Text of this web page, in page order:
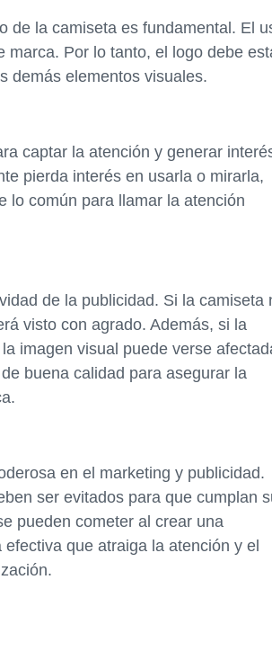
de la camiseta es fundamental. El
marca. Por lo tanto, el logo debe
demás elementos visuales.
captar la atención y generar
pierda interés en usarla o mirarla,
lo común para llamar la atención
de la publicidad. Si la camiseta
visto con agrado. Además, si la
imagen visual puede verse
buena calidad para asegurar la
en el marketing y publicidad.
ser evitados para que cumplan
pueden cometer al crear una
que atraiga la atención y el